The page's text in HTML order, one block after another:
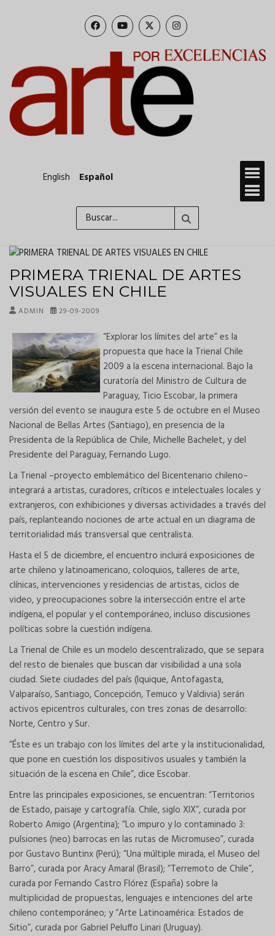
English Español
PRIMERA TRIENAL DE ARTES
VISUALES EN CHILE
ADMIN 29-09-2009
“Explorar los límites del arte” es la
propuesta que hace la Trienal Chile
2009 a la escena internacional. Bajo la
curatoría del Ministro de Cultura de
Paraguay, Ticio Escobar, la primera
versión del evento se inaugura este 5 de octubre en el Museo
Nacional de Bellas Artes (Santiago), en presencia de la
Presidenta de la República de Chile, Michelle Bachelet, y del
Presidente del Paraguay, Fernando Lugo.
La Trienal –proyecto emblemático del Bicentenario chileno–
integrará a artistas, curadores, críticos e intelectuales locales y
extranjeros, con exhibiciones y diversas actividades a través del
país, replanteando nociones de arte actual en un diagrama de
territorialidad más transversal que centralista.
Hasta el 5 de diciembre, el encuentro incluirá exposiciones de
arte chileno y latinoamericano, coloquios, talleres de arte,
clínicas, intervenciones y residencias de artistas, ciclos de
video, y preocupaciones sobre la intersección entre el arte
indígena, el popular y el contemporáneo, incluso discusiones
políticas sobre la cuestión indígena.
La Trienal de Chile es un modelo descentralizado, que se separa
del resto de bienales que buscan dar visibilidad a una sola
ciudad. Siete ciudades del país (Iquique, Antofagasta,
Valparaíso, Santiago, Concepción, Temuco y Valdivia) serán
activos epicentros culturales, con tres zonas de desarrollo:
Norte, Centro y Sur.
“Éste es un trabajo con los límites del arte y la institucionalidad,
que pone en cuestión los dispositivos usuales y también la
situación de la escena en Chile”, dice Escobar.
Entre las principales exposiciones, se encuentran: “Territorios
de Estado, paisaje y cartografía. Chile, siglo XIX”, curada por
Roberto Amigo (Argentina); “Lo impuro y lo contaminado 3:
pulsiones (neo) barrocas en las rutas de Micromuseo”, curada
por Gustavo Buntinx (Perú); “Una múltiple mirada, el Museo del
Barro”, curada por Aracy Amaral (Brasil); “Terremoto de Chile”,
curada por Fernando Castro Flórez (España) sobre la
multiplicidad de propuestas, lenguajes e intenciones del arte
chileno contemporáneo; y “Arte Latinoamérica: Estados de
Sitio”, curada por Gabriel Peluffo Linari (Uruguay).